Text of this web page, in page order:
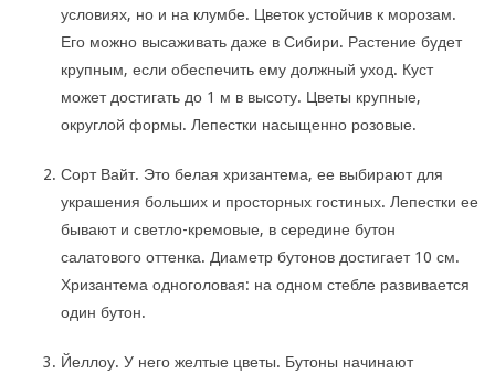
условиях, но и на клумбе. Цветок устойчив к морозам.
Его можно высаживать даже в Сибири. Растение будет
крупным, если обеспечить ему должный уход. Куст
может достигать до 1 м в высоту. Цветы крупные,
округлой формы. Лепестки насыщенно розовые.
Сорт Вайт. Это белая хризантема, ее выбирают для
украшения больших и просторных гостиных. Лепестки ее
бывают и светло-кремовые, в середине бутон
салатового оттенка. Диаметр бутонов достигает 10 см.
Хризантема одноголовая: на одном стебле развивается
один бутон.
Йеллоу. У него желтые цветы. Бутоны начинают